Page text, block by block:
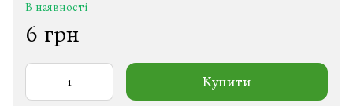
В наявності
6 грн
Купити